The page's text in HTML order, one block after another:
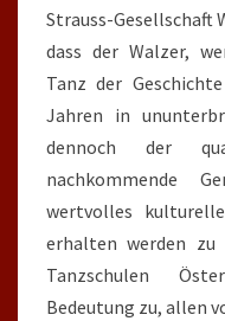
Strauss-Gesellschaft
dass der Walzer,
Tanz der
Jahren in
dennoch der
nachkommende
wertvolles
erhalten werden
Tanzschulen
Bedeutung zu, allen